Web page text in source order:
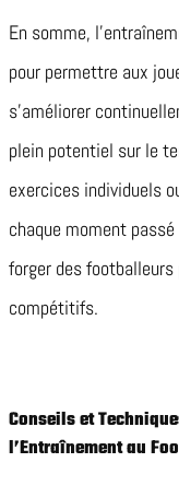
En somme,
pour permettre aux
s’améliorer
plein potentiel sur le
exercices individuels
chaque moment
forger des
compétitifs.
Conseils et
l’Entraînement au